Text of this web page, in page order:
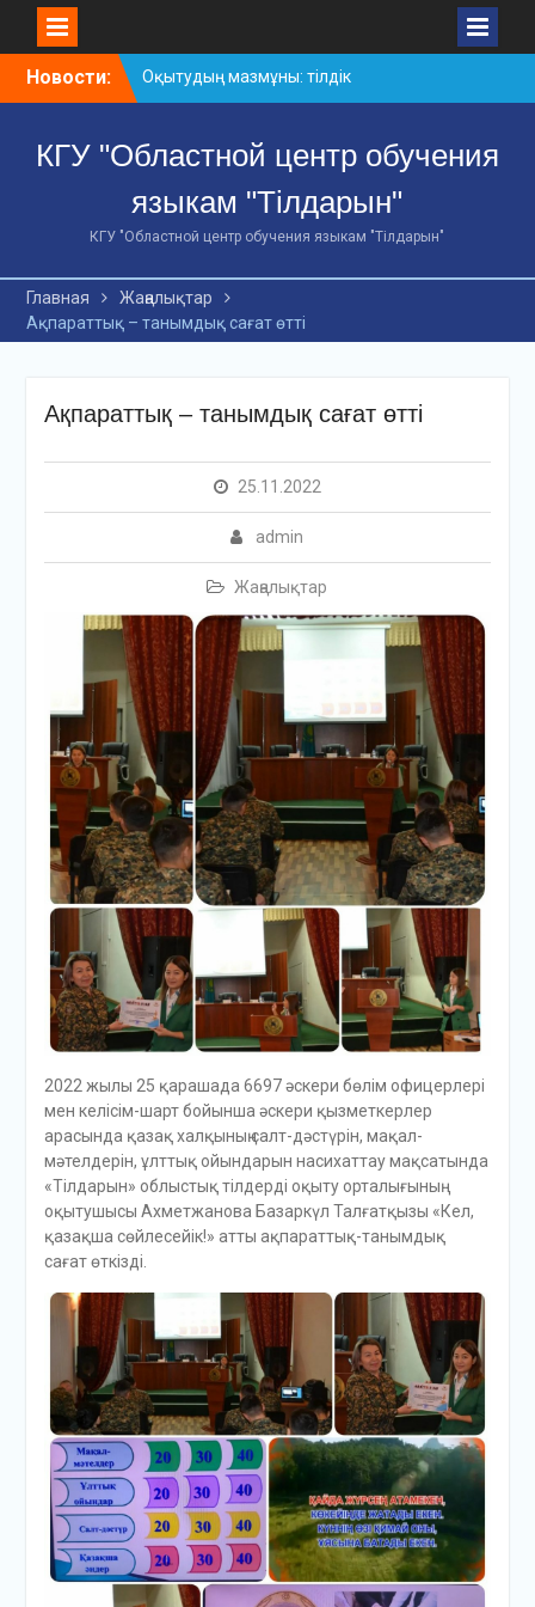
Новости:
Оқытудың мазмұны: тілдік
дағдылар және
стратегиялар
АХМЕТ БАЙТҰРСЫНҰЛЫ
АТЫНДАҒЫ «ҮЗДІК
ОҚЫТУШЫ-2026»
«Мемлекеттік тіл –
Тәуелсіздік символы»
облыстық байқауы
КГУ "Областной центр обучения
языкам "Тілдарын"
КГУ "Областной центр обучения языкам "Тілдарын"
Главная
Жаңалықтар
Ақпараттық – танымдық сағат өтті
Ақпараттық – танымдық сағат өтті
25.11.2022
admin
Жаңалықтар
2022 жылы 25 қарашада 6697 әскери бөлім офицерлері
мен келісім-шарт бойынша әскери қызметкерлер
арасында қазақ халқының салт-дәстүрін, мақал-
мәтелдерін, ұлттық ойындарын насихаттау мақсатында
«Тілдарын» облыстық тілдерді оқыту орталығының
оқытушысы Ахметжанова Базаркүл Талғатқызы «Кел,
қазақша сөйлесейік!» атты ақпараттық-танымдық
сағат өткізді.